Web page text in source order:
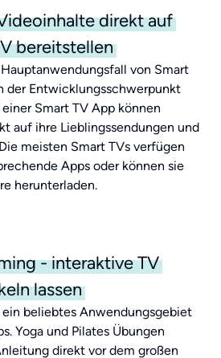
direkt auf
bereitstellen
von Smart
der Entwicklungsschwerpunkt
Smart TV App können
auf ihre Lieblingssendungen und
meisten Smart TVs verfügen
Apps oder können sie
herunterladen.
- interaktive TV
lassen
ein beliebtes Anwendungsgebiet
Yoga und Pilates Übungen
direkt vor dem großen